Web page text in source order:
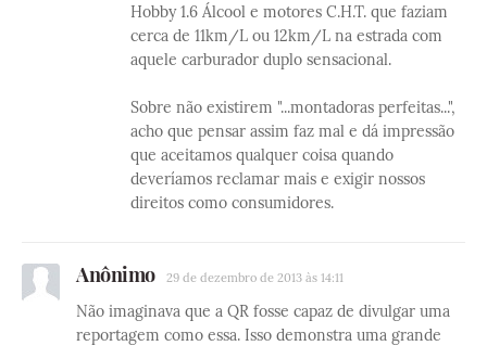
Hobby 1.6 Álcool e motores C.H.T. que faziam
cerca de 11km/L ou 12km/L na estrada com
aquele carburador duplo sensacional.
Sobre não existirem "...montadoras perfeitas...",
acho que pensar assim faz mal e dá impressão
que aceitamos qualquer coisa quando
deveríamos reclamar mais e exigir nossos
direitos como consumidores.
Anônimo 29 de dezembro de 2013 às 14:11
Não imaginava que a QR fosse capaz de divulgar uma
reportagem como essa. Isso demonstra uma grande